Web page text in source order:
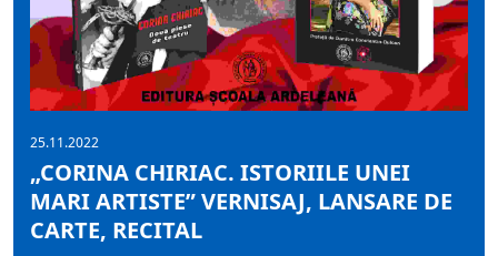
25.11.2022
„CORINA CHIRIAC. ISTORIILE UNEI
MARI ARTISTE” VERNISAJ, LANSARE DE
CARTE, RECITAL